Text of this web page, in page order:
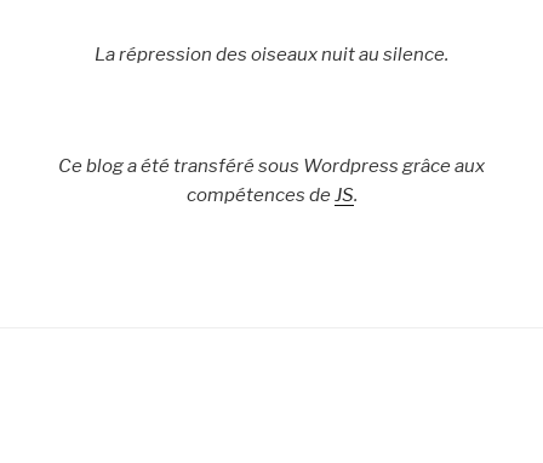
La répression des oiseaux nuit au silence.
Ce blog a été transféré sous Wordpress grâce aux
compétences de JS.